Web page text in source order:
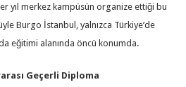
yıl merkez kampüsün organize ettiği bu
Burgo İstanbul, yalnızca Türkiye’de
eğitimi alanında öncü konumda.
Geçerli Diploma